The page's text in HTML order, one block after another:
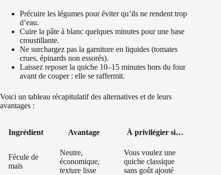
Précuire les légumes pour éviter qu’ils ne rendent trop
d’eau.
Cuire la pâte à blanc quelques minutes pour une base
croustillante.
Ne surchargez pas la garniture en liquides (tomates
crues, épinards non essorés).
Laissez reposer la quiche 10–15 minutes hors du four
avant de couper : elle se raffermit.
Voici un tableau récapitulatif des alternatives et de leurs
avantages :
Ingrédient Avantage À privilégier si…
Fécule de
maïs
Neutre,
économique,
texture lisse
Vous voulez une
quiche classique
sans goût ajouté